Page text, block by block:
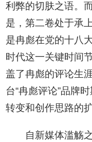
利弊的切肤之语。
是，第二卷处于承
是冉彪在党的十八
时代这一关键时间
盖了冉彪的评论生
台“冉彪评论”品牌
转变和创作思路的扩
自新媒体滥觞